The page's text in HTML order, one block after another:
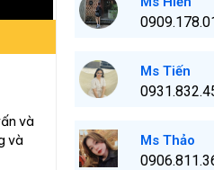
và
và
Ms Tiến
Ms Thảo